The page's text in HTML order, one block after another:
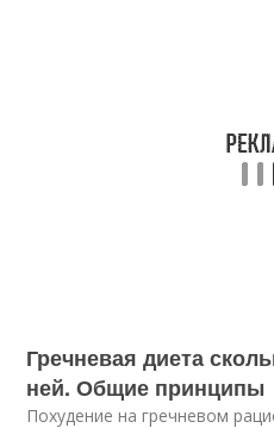
Гречневая диета
ней. Общие принципы
Похудение на гречневом